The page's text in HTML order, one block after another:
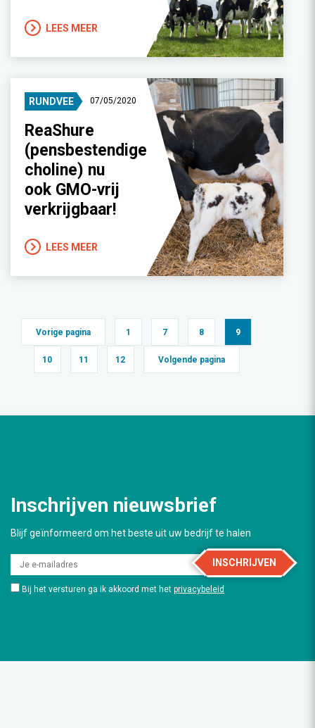
LEES MEER
RUNDVEE 07/05/2020
ReaShure
(pensbestendige
choline) nu
ook GMO-vrij
verkrijgbaar!
LEES MEER
Vorige pagina 1 7 8 9
10 11 12 Volgende pagina
Inschrijven nieuwsbrief
Blijf geïnformeerd om het beste uit uw bedrijf te halen
INSCHRIJVEN
Bij het versturen ga ik akkoord met het privacybeleid